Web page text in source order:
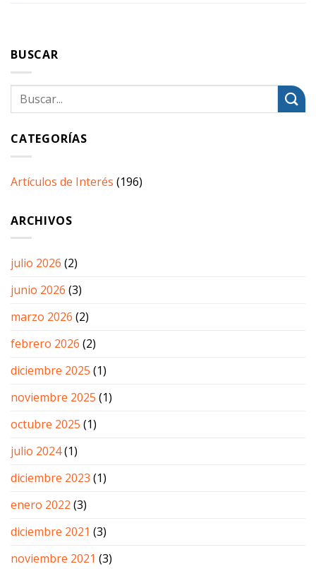
BUSCAR
CATEGORÍAS
Artículos de Interés (196)
ARCHIVOS
julio 2026 (2)
junio 2026 (3)
marzo 2026 (2)
febrero 2026 (2)
diciembre 2025 (1)
noviembre 2025 (1)
octubre 2025 (1)
julio 2024(1)
diciembre 2023 (1)
enero 2022 (3)
diciembre 2021 (3)
noviembre 2021 (3)